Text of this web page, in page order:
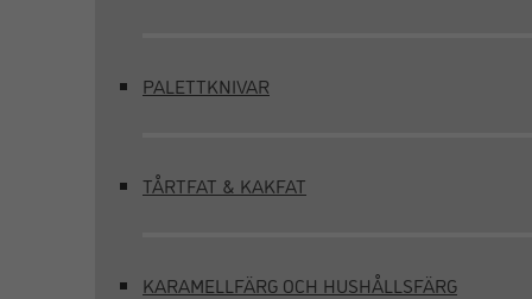
PALETTKNIVAR
TÅRTFAT & KAKFAT
KARAMELLFÄRG OCH HUSHÅLLSFÄRG